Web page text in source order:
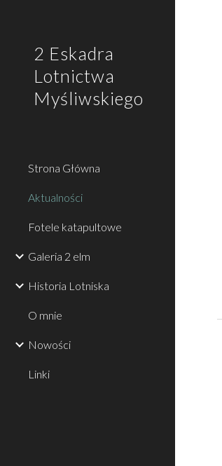
2 Eskadra
Lotnictwa
Myśliwskiego
Strona Główna
Aktualności
Fotele katapultowe
Galeria 2 elm
Historia Lotniska
O mnie
Nowości
Linki